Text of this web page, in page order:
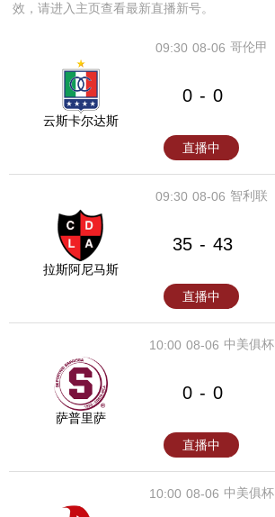
效，请进入主页查看最新直播新号。
08-06
09:30 哥伦甲
云斯卡尔达斯
0 - 0
直播中
08-06
09:30 智利联
拉斯阿尼马斯
35 - 43
直播中
08-06
10:00 中美俱杯
萨普里萨
0 - 0
直播中
08-06
10:00 中美俱杯